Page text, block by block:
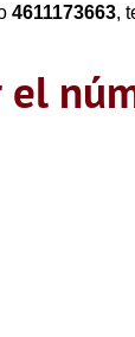
4611173663,
el